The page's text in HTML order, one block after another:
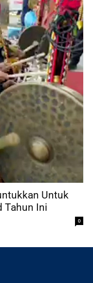
Untuk
Tahun Ini
0